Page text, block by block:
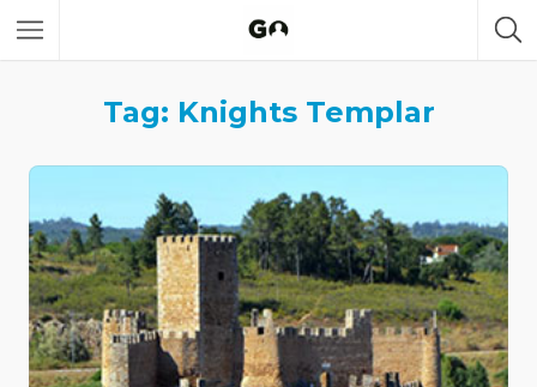
Tag: Knights Templar